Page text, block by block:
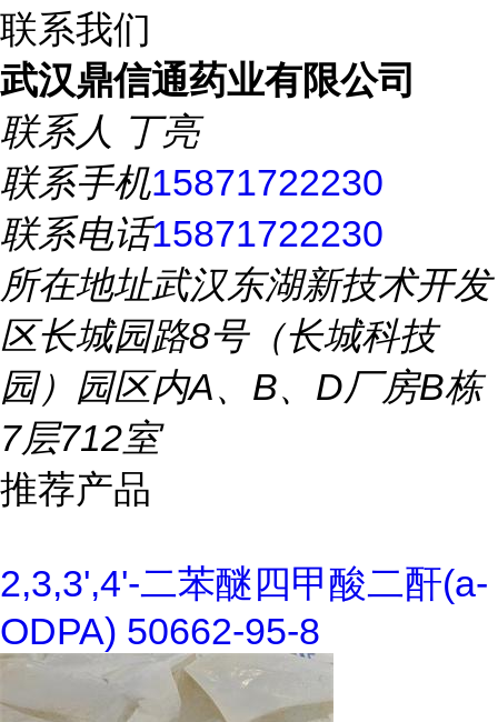
联系我们
武汉鼎信通药业有限公司
联系人 丁亮
联系手机15871722230
联系电话15871722230
所在地址武汉东湖新技术开发
区长城园路8号（长城科技
园）园区内A、B、D厂房B栋
7层712室
推荐产品
2,3,3',4'-二苯醚四甲酸二酐(a-
ODPA) 50662-95-8